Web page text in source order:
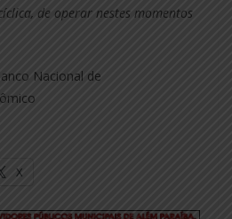
de operar nestes momentos
Nacional de
X